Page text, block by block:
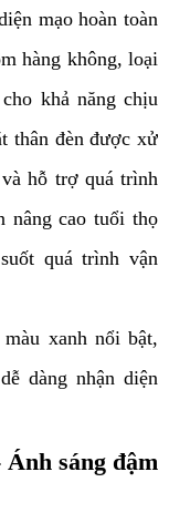
mạo hoàn toàn
hàng không, loại
khả năng chịu
thân đèn được xử
hỗ trợ quá trình
nâng cao tuổi thọ
quá trình vận
xanh nổi bật,
dàng nhận diện
sáng đậm